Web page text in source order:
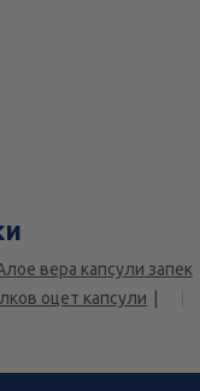
вера капсули запек
оцет капсули